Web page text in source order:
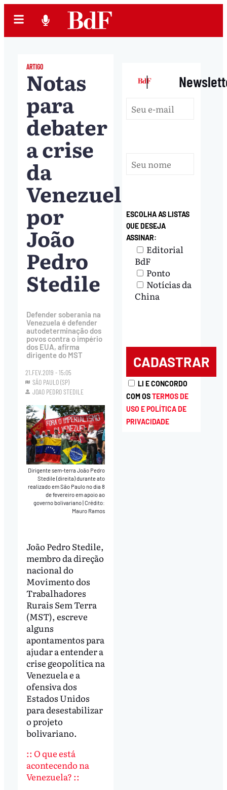
ARTIGO
Notas
para
debater
a crise
da
Venezuela,
por
João
Pedro
Stedile
Defender soberania na
Venezuela é defender
autodeterminação dos
povos contra o império
dos EUA, afirma
dirigente do MST
21.FEV.2019 - 15:05
SÃO PAULO (SP)
JOAO PEDRO STEDILE
Dirigente sem-terra João Pedro
Stedile (direita) durante ato
realizado em São Paulo no dia 8
de fevereiro em apoio ao
governo bolivariano|Crédito:
Mauro Ramos
João Pedro Stedile,
membro da direção
nacional do
Movimento dos
Trabalhadores
Rurais Sem Terra
(MST), escreve
alguns
apontamentos para
ajudar a entender a
crise geopolítica na
Venezuela e a
ofensiva dos
Estados Unidos
para desestabilizar
o projeto
bolivariano.
:: O que está
acontecendo na
Venezuela? ::
|
ESCOLHA AS LISTAS
QUE DESEJA
ASSINAR:
Editorial
BdF
Ponto
Notícias da
China
LI E CONCORDO
COM OSTERMOS DE
USO E POLÍTICA DE
PRIVACIDADE